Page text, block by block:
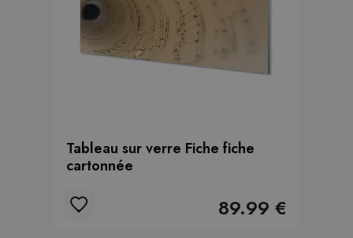
Tableau sur verre Fiche fiche
cartonnée
89.99 €